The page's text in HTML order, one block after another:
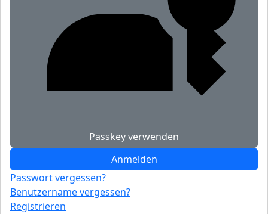
Passkey verwenden
Anmelden
Passwort vergessen?
Benutzername vergessen?
Registrieren